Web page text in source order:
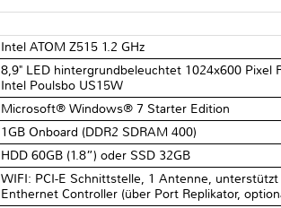
Intel ATOM Z515 1.2 GHz
8,9" LED hintergrundbeleuchtet 1024x600 Pixel
Intel Poulsbo US15W
Microsoft® Windows® 7 Starter Edition
1GB Onboard (DDR2 SDRAM 400)
HDD 60GB (1.8”) oder SSD 32GB
WIFI: PCI-E Schnittstelle, 1 Antenne,
Enthernet Controller (über Port Replikator,